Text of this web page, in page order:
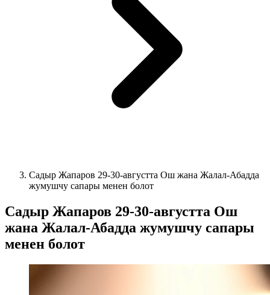
Садыр Жапаров 29-30-августта Ош жана Жалал-Абадда
жумушчу сапары менен болот
Садыр Жапаров 29-30-августта Ош
жана Жалал-Абадда жумушчу сапары
менен болот